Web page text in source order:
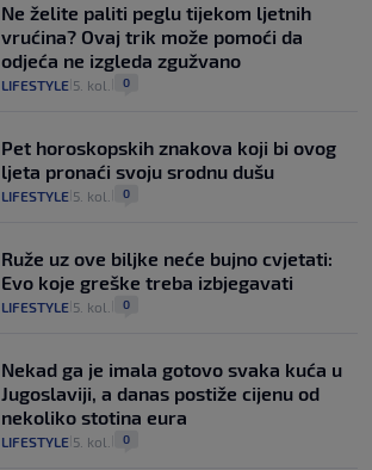
Ne želite paliti peglu tijekom ljetnih
vrućina? Ovaj trik može pomoći da
odjeća ne izgleda zgužvano
LIFESTYLE 5. kol. 0
Pet horoskopskih znakova koji bi ovog
ljeta pronaći svoju srodnu dušu
LIFESTYLE 5. kol. 0
Ruže uz ove biljke neće bujno cvjetati:
Evo koje greške treba izbjegavati
LIFESTYLE 5. kol. 0
Nekad ga je imala gotovo svaka kuća u
Jugoslaviji, a danas postiže cijenu od
nekoliko stotina eura
LIFESTYLE 5. kol. 0